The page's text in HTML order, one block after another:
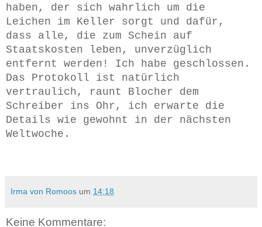
haben, der sich wahrlich um die
Leichen im Keller sorgt und dafür,
dass alle, die zum Schein auf
Staatskosten leben, unverzüglich
entfernt werden! Ich habe geschlossen.
Das Protokoll ist natürlich
vertraulich, raunt Blocher dem
Schreiber ins Ohr, ich erwarte die
Details wie gewohnt in der nächsten
Weltwoche.
Irma von Romoos um 14:18
Keine Kommentare: